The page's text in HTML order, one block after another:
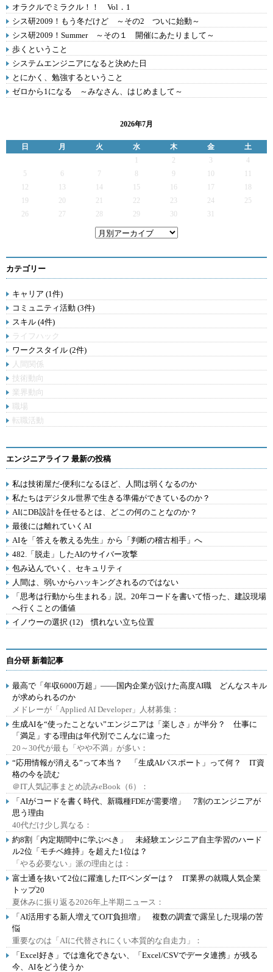
オラクルでミラクル！！ Vol．1
シス研2009！もう冬だけど ～その2 ついに始動～
シス研2009！Summer ～その１ 開催にあたりまして～
歩くということ
システムエンジニアになると決めた日
とにかく、勉強するということ
ゼロから1になる ～みなさん、はじめまして～
2026年7月
日 月 火 水 木 金
土
2 3
4
5
6 7 9
12
13 14 15 16 17
19
20 21 22 23 24
25
26
27 28 29 30 31
カテゴリー
キャリア (1件)
コミュニティ活動 (3件)
スキル (4件)
ライフハック
ワークスタイル (2件)
人間関係
技術動向
業界動向
職場
転職活動
エンジニアライフ 最新の投稿
私は技術屋だ-便利になるほど、人間は弱くなるのか
私たちはデジタル世界で生きる準備ができているのか？
AIにDB設計を任せるとは、どこの何のことなのか？
最後には離れていくAI
AIを「答えを教える先生」から「判断の稽古相手」へ
482.「脱走」したAIのサイバー攻撃
包み込んでいく、セキュリティ
人間は、弱いからハッキングされるのではない
「思考は行動から生まれる」説。20年コードを書いて悟った、建設現場
へ行くことの価値
イノウーの選択 (12) 慣れない立ち位置
自分研 新着記事
最高で「年収6000万超」――国内企業が設けた高度AI職 どんなスキル
が求められるのか
メドレーが「Applied AI Developer」人材募集：
生成AIを“使ったことない”エンジニアは「楽しさ」が半分？ 仕事に
「満足」する理由は年代別でこんなに違った
20～30代が最も「やや不満」が多い：
“応用情報が消える”って本当？ 「生成AIパスポート」って何？ IT資
格の今を読む
＠IT人気記事まとめ読みeBook（6）：
「AIがコードを書く時代、新職種FDEが需要増」 7割のエンジニアが
思う理由
40代だけ少し異なる：
約8割「内定期間中に学ぶべき」 未経験エンジニア自主学習のハード
ル2位「モチベ維持」を超えた1位は？
「やる必要ない」派の理由とは：
富士通を抜いて2位に躍進したITベンダーは？ IT業界の就職人気企業
トップ20
夏休みに振り返る2026年上半期ニュース：
「AI活用する新人増えてOJT負担増」 複数の調査で露呈した現場の苦
悩
重要なのは「AIに代替されにくい本質的な自走力」：
「Excel好き」では進化できない、「Excel/CSVでデータ連携」が残る
今、AIをどう使うか